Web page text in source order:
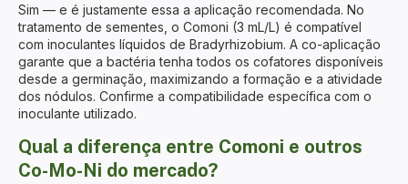
Sim — e é justamente essa a aplicação recomendada. No
tratamento de sementes, o Comoni (3 mL/L) é compatível
com inoculantes líquidos de Bradyrhizobium. A co-aplicação
garante que a bactéria tenha todos os cofatores disponíveis
desde a germinação, maximizando a formação e a atividade
dos nódulos. Confirme a compatibilidade específica com o
inoculante utilizado.
Qual a diferença entre Comoni e outros
Co-Mo-Ni do mercado?